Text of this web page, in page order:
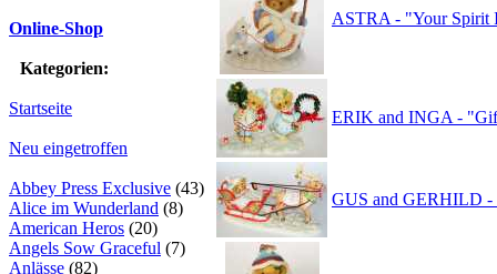
Online-Shop
Kategorien:
Startseite
Neu eingetroffen
Abbey Press Exclusive (43)
Alice im Wunderland (8)
American Heros (20)
Angels Sow Graceful (7)
Anlässe (82)
ASTRA - "Your Spirit
ERIK and INGA -
GUS and GERHILD -